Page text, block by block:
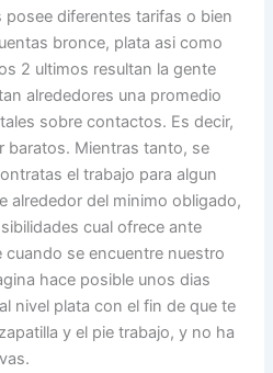
diferentes tarifas o bien
bronce, plata asi­ como
2 ultimos resultan la gente
alrededores una promedio
sobre contactos. Es decir,
baratos. Mientras tanto, se
el trabajo para algun
alrededor del minimo obligado,
cual ofrece ante
se encuentre nuestro
hace posible unos dias
nivel plata con el fin de que te
y el pie trabajo, y no ha